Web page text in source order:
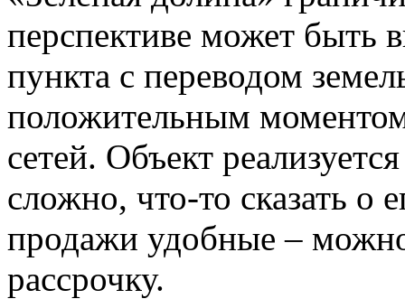
перспективе может быть
пункта с переводом
положительным
сетей. Объект
сложно, что-то сказать о
продажи удобные –
рассрочку.